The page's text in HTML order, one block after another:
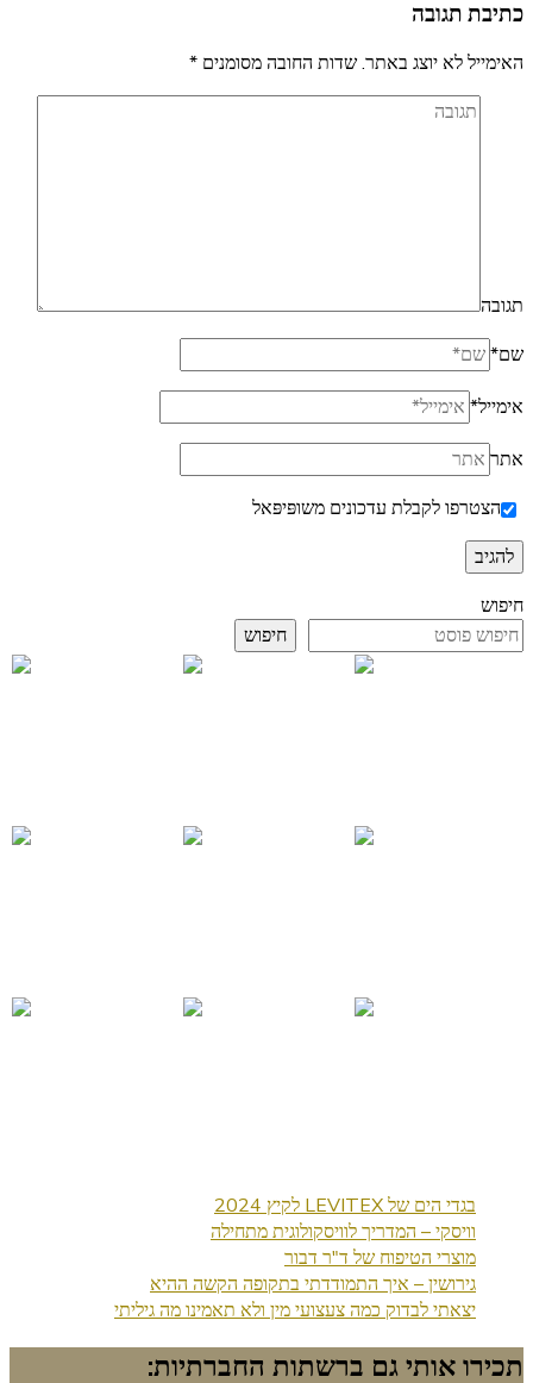
כתיבת תגובה
האימייל לא יוצג באתר.שדות החובה מסומנים *
תגובה
שם*
אימייל*
אתר
הצטרפו לקבלת עדכונים משופּיפּאל
חיפוש
חיפוש
בגדי הים של LEVITEX לקיץ 2024
וויסקי – המדריך לוויסקולוגית מתחילה
מוצרי הטיפוח של ד"ר דבור
גירושין – איך התמודדתי בתקופה הקשה ההיא
יצאתי לבדוק כמה צעצועי מין ולא תאמינו מה גיליתי
תכירו אותי גם ברשתות החברתיות: